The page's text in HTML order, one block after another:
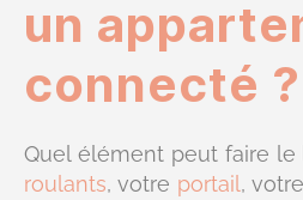
un
connecté ?
Quel élément peut faire le
roulants, votre portail , votre